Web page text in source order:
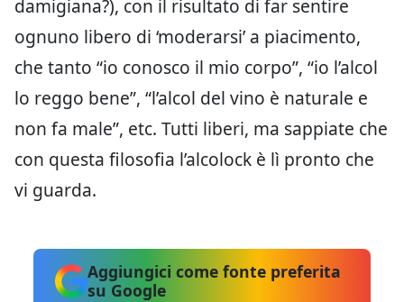
damigiana?), con il risultato di far sentire
ognuno libero di ‘moderarsi’ a piacimento,
che tanto “io conosco il mio corpo”, “io l’alcol
lo reggo bene”, “l’alcol del vino è naturale e
non fa male”, etc. Tutti liberi, ma sappiate che
con questa filosofia l’alcolock è lì pronto che
vi guarda.
Aggiungici come fonte preferita
su Google